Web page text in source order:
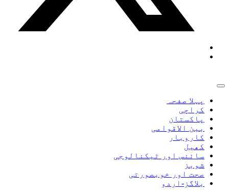
پہلا صفحہ
کراچی
پاکستان
بین الاقوامی
کاروبار
کھیل
سائنس اور ٹیکنالوجی
شوبز
صحت اور خوبصورتی
بلاگز-اردو